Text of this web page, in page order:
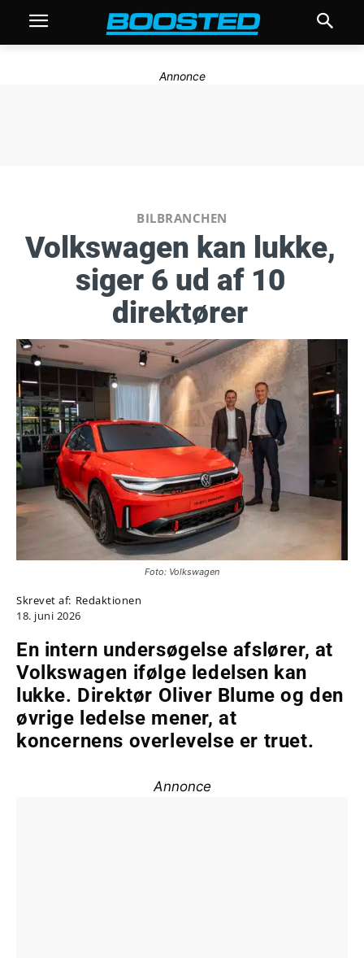
Annonce
BILBRANCHEN
Volkswagen kan lukke,
siger 6 ud af 10
direktører
Foto: Volkswagen
Skrevet af: Redaktionen
18. juni 2026
En intern undersøgelse afslører, at
Volkswagen ifølge ledelsen kan
lukke. Direktør Oliver Blume og den
øvrige ledelse mener, at
koncernens overlevelse er truet.
Annonce